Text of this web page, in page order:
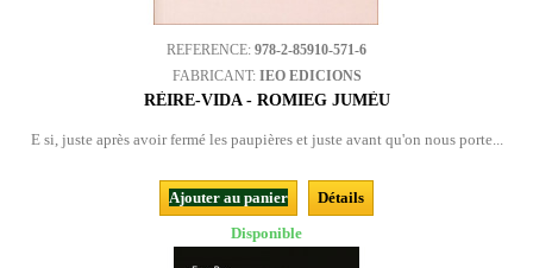
REFERENCE: 978-2-85910-571-6
FABRICANT: IEO EDICIONS
RÈIRE-VIDA - ROMIEG JUMÈU
E si, juste après avoir fermé les paupières et juste avant qu'on nous porte...
Ajouter au panier
Détails
Disponible